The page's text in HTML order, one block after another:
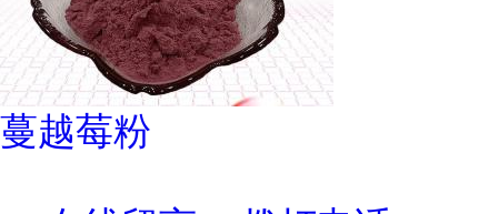
蔓越莓粉